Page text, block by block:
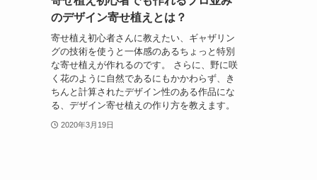
のデザイン寄せ植えとは？
寄せ植え初心者さんに教えたい、ギャザリン
グの技術を使うと一体感のあるちょっと特別
な寄せ植えが作れるのです。 さらに、野に咲
く花のように自然であるにもかかわらず、き
ちんと計算されたデザイン性のある作品にな
る、デザイン寄せ植えの作り方を教えます。
2020年3月19日